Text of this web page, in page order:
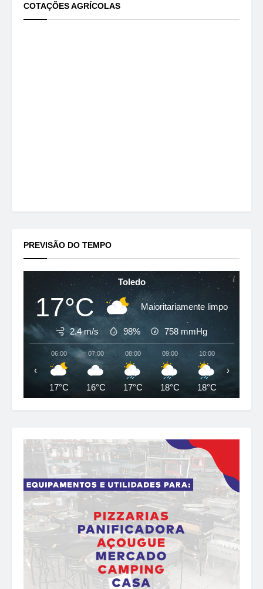
COTAÇÕES AGRÍCOLAS
PREVISÃO DO TEMPO
Toledo
17°C Maioritariamente limpo
2.4 m/s 98% 758 mmHg
06:00
17°C
07:00
16°C
08:00
17°C
09:00
18°C
10:00
18°C
‹ ›